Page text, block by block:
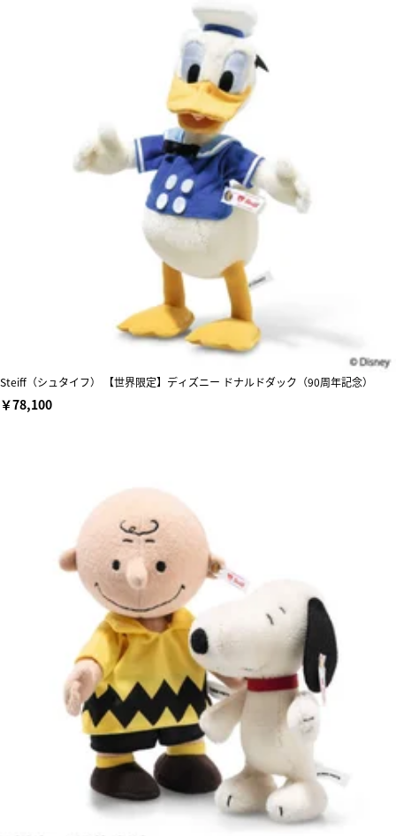
Steiff（シュタイフ） 【世界限定】ディズニー ドナルドダック（90周年記念）
￥78,100